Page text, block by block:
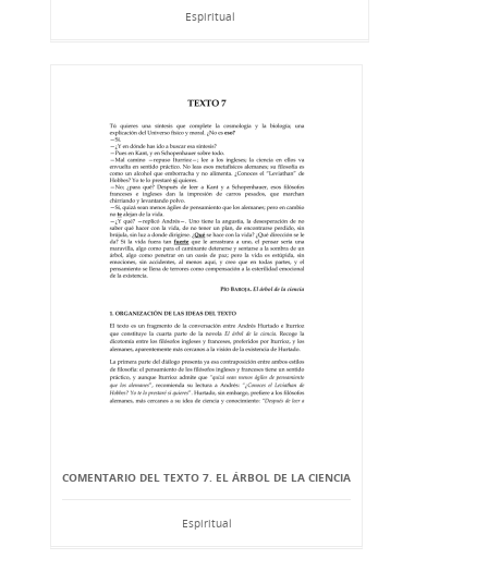
Espiritual
COMENTARIO DEL TEXTO 7. EL ÁRBOL DE LA CIENCIA
Espiritual